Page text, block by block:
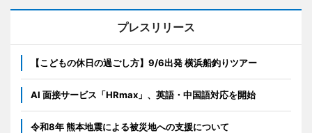
プレスリリース
【こどもの休日の過ごし方】9/6出発 横浜船釣りツアー
AI 面接サービス「HRmax」、英語・中国語対応を開始
令和8年 熊本地震による被災地への支援について